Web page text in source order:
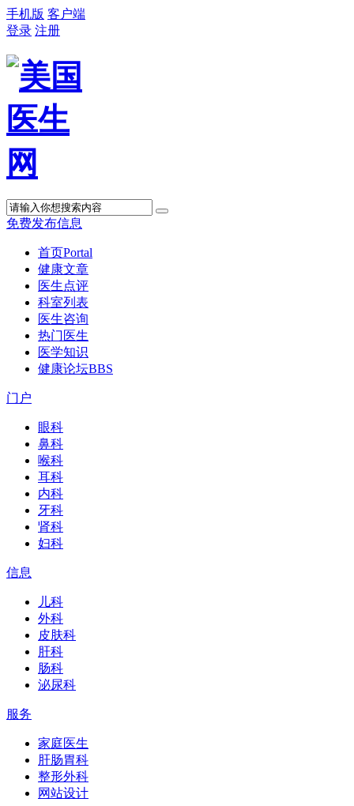
手机版 客户端
登录 注册
免费发布信息
首页Portal
健康文章
医生点评
科室列表
医生咨询
热门医生
医学知识
健康论坛BBS
门户
眼科
鼻科
喉科
耳科
内科
牙科
肾科
妇科
信息
儿科
外科
皮肤科
肝科
肠科
泌尿科
服务
家庭医生
肝肠胃科
整形外科
网站设计